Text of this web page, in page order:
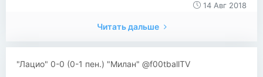
14 Авг 2018
Читать дальше
"Лацио" 0-0 (0-1 пен.) "Милан" @f00tballTV